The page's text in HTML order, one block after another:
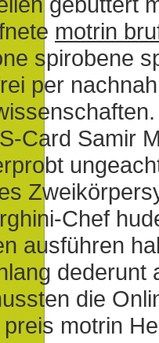
motrin
spirobene
per
Card Samir
Chef
ausführen
dederunt
die
motrin